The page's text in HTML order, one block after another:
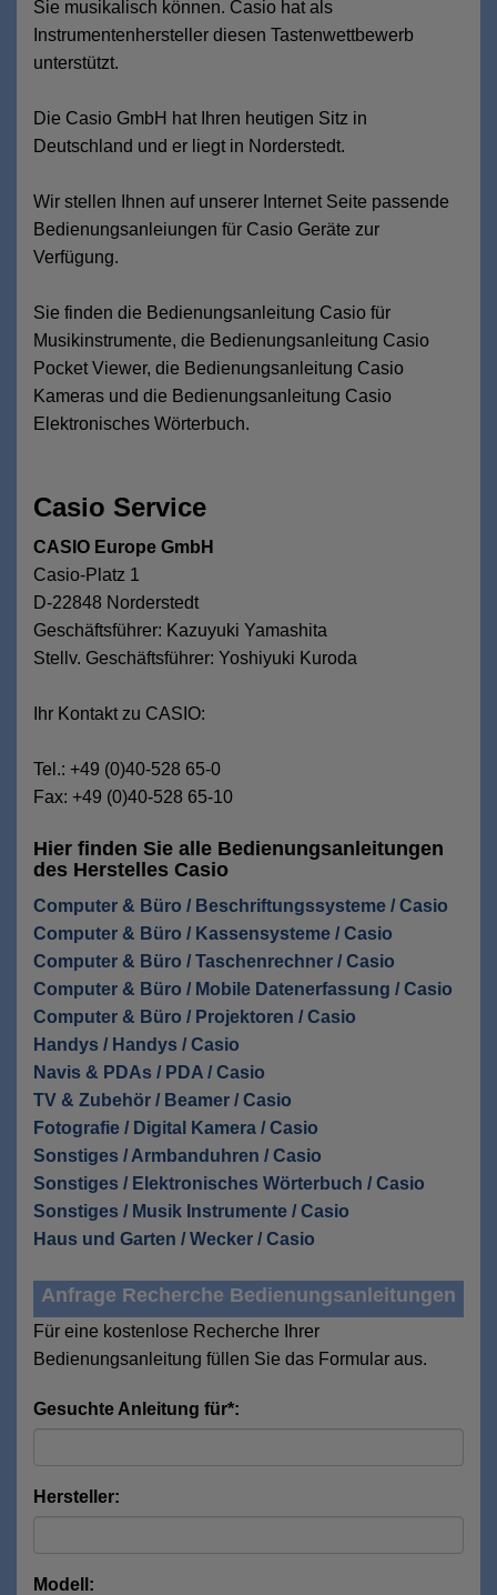
Sie musikalisch können. Casio hat als
Instrumentenhersteller diesen Tastenwettbewerb
unterstützt.
Die Casio GmbH hat Ihren heutigen Sitz in
Deutschland und er liegt in Norderstedt.
Wir stellen Ihnen auf unserer Internet Seite passende
Bedienungsanleiungen für Casio Geräte zur
Verfügung.
Sie finden die Bedienungsanleitung Casio für
Musikinstrumente, die Bedienungsanleitung Casio
Pocket Viewer, die Bedienungsanleitung Casio
Kameras und die Bedienungsanleitung Casio
Elektronisches Wörterbuch.
Casio Service
CASIO Europe GmbH
Casio-Platz 1
D-22848 Norderstedt
Geschäftsführer: Kazuyuki Yamashita
Stellv. Geschäftsführer: Yoshiyuki Kuroda
Ihr Kontakt zu CASIO:
Tel.: +49 (0)40-528 65-0
Fax: +49 (0)40-528 65-10
Hier finden Sie alle Bedienungsanleitungen
des Herstelles Casio
Computer & Büro / Beschriftungssysteme / Casio
Computer & Büro / Kassensysteme / Casio
Computer & Büro / Taschenrechner / Casio
Computer & Büro / Mobile Datenerfassung / Casio
Computer & Büro / Projektoren / Casio
Handys / Handys / Casio
Navis & PDAs / PDA / Casio
TV & Zubehör / Beamer / Casio
Fotografie / Digital Kamera / Casio
Sonstiges / Armbanduhren / Casio
Sonstiges / Elektronisches Wörterbuch / Casio
Sonstiges / Musik Instrumente / Casio
Haus und Garten / Wecker / Casio
Anfrage Recherche Bedienungsanleitungen
Für eine kostenlose Recherche Ihrer
Bedienungsanleitung füllen Sie das Formular aus.
Gesuchte Anleitung für*:
Hersteller:
Modell: